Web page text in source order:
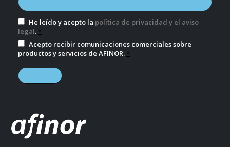
He leído y acepto la política de privacidad y el aviso
legal. *
Acepto recibir comunicaciones comerciales sobre
productos y servicios de AFINOR. *